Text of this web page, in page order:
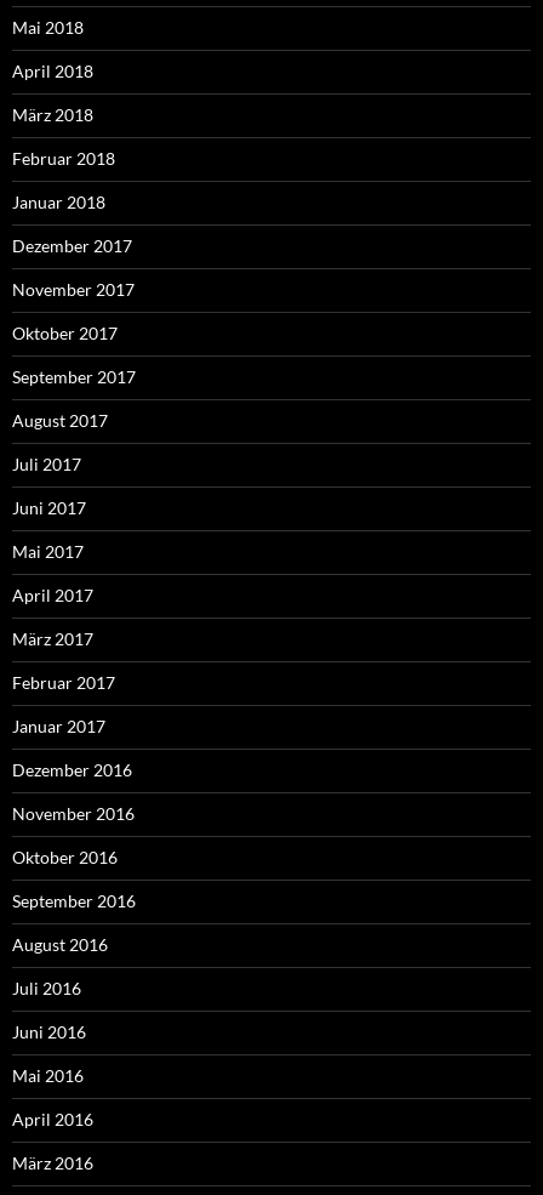
Mai 2018
April 2018
März 2018
Februar 2018
Januar 2018
Dezember 2017
November 2017
Oktober 2017
September 2017
August 2017
Juli 2017
Juni 2017
Mai 2017
April 2017
März 2017
Februar 2017
Januar 2017
Dezember 2016
November 2016
Oktober 2016
September 2016
August 2016
Juli 2016
Juni 2016
Mai 2016
April 2016
März 2016